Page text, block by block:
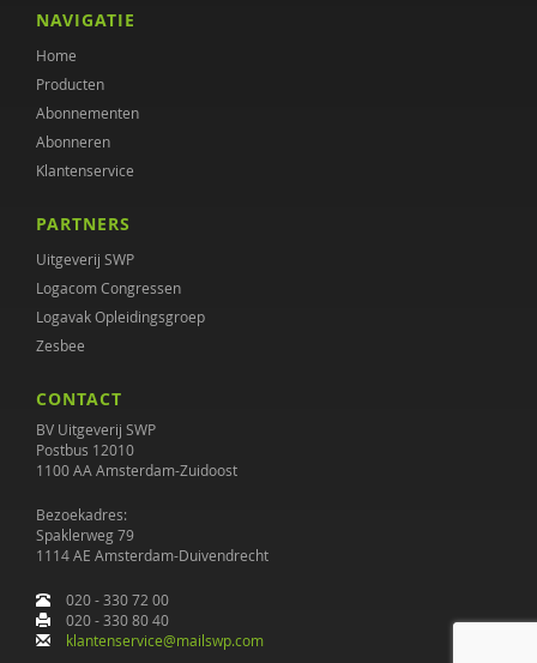
NAVIGATIE
Home
Producten
Abonnementen
Abonneren
Klantenservice
PARTNERS
Uitgeverij SWP
Logacom Congressen
Logavak Opleidingsgroep
Zesbee
CONTACT
BV Uitgeverij SWP
Postbus 12010
1100 AA Amsterdam-Zuidoost
Bezoekadres:
Spaklerweg 79
1114 AE Amsterdam-Duivendrecht
020 - 330 72 00
020 - 330 80 40
klantenservice@mailswp.com